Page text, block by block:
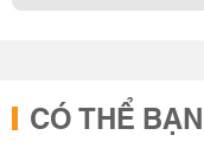
CÓ THỂ